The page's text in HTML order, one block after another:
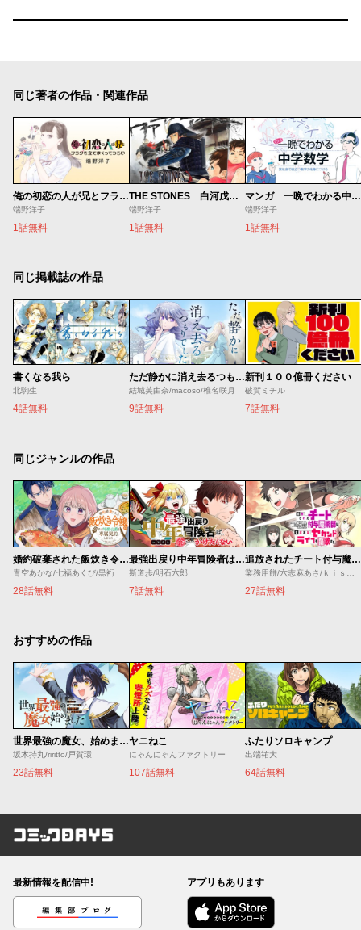
同じ著者の作品・関連作品
俺の初恋の人が兄とフラグを立てまくってつらい
端野洋子
1話無料
THE STONES 白河戊辰戦争異聞
端野洋子
1話無料
マンガ 一晩でわかる中学数学
端野洋子
1話無料
同じ掲載誌の作品
書くなる我ら
北駒生
4話無料
ただ静かに消え去るつもりでした
結城芙由奈/macoso/椎名咲月
9話無料
新刊１００億冊ください
破賀ミチル
7話無料
同じジャンルの作品
婚約破棄された飯炊き令嬢の私は冷酷公爵と専属契約しました～ですが胃袋を掴んだ結果、冷たかった公爵様がどんどん優しくなっています～
青空あかな/七福あくび/黒裄
28話無料
最強出戻り中年冒険者は、今さら命なんてかけたくない
斯道歩/明石六郎
7話無料
追放されたチート付与魔術師は気ままなセカンドライフを謳歌する。 ～俺は武器だけじゃなく、あらゆるものに『強化ポイント』を付与できるし、俺の意思でいつでも効果を解除できるけど、残った人たち大丈夫？～
27話無料
おすすめの作品
世界最強の魔女、始めました ～私だけ『攻略サイト』を見れる世界で自由に生きます～
坂木持丸/riritto/戸賀環
23話無料
ヤニねこ
にゃんにゃんファクトリー
107話無料
ふたりソロキャンプ
出端祐大
64話無料
コミックDAYS
最新情報を配信中!
編集部ブログ
アプリもあります